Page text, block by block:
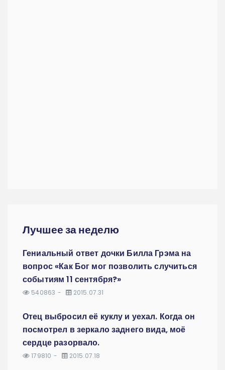
Лучшее за неделю
Гениальный ответ дочки Билла Грэма на
вопрос «Как Бог мог позволить случиться
событиям 11 сентября?»
540863 2015.07.31
Отец выбросил её куклу и уехал. Когда он
посмотрел в зеркало заднего вида, моё
сердце разорвало.
179810 2015.07.18